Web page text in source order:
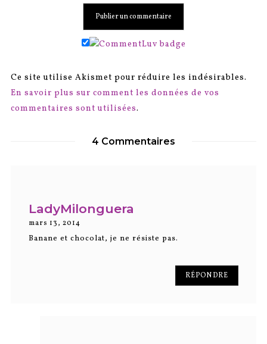
Ce site utilise Akismet pour réduire les indésirables.
En savoir plus sur comment les données de vos
commentaires sont utilisées.
4 Commentaires
LadyMilonguera
mars 13, 2014
Banane et chocolat, je ne résiste pas.
RÉPONDRE